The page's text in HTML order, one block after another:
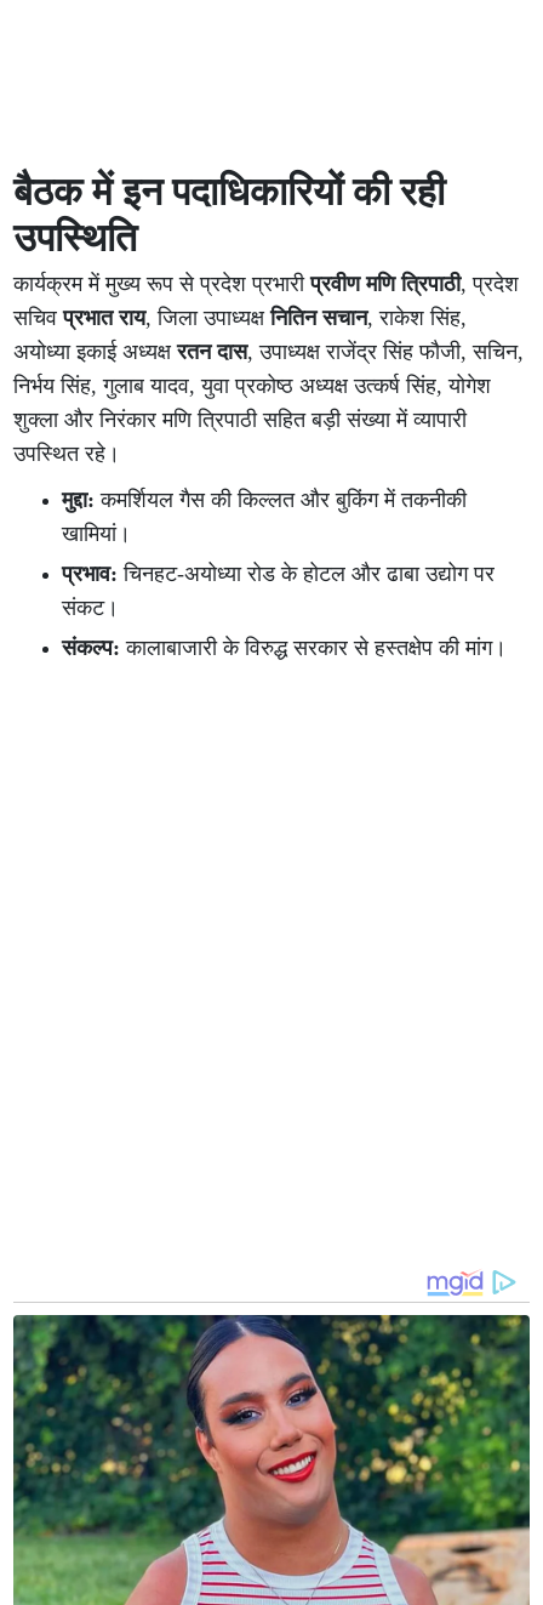
बैठक में इन पदाधिकारियों की रही
उपस्थिति
कार्यक्रम में मुख्य रूप से प्रदेश प्रभारीप्रवीण मणि त्रिपाठी, प्रदेश
सचिवप्रभात राय, जिला उपाध्यक्षनितिन सचान, राकेश सिंह,
अयोध्या इकाई अध्यक्षरतन दास, उपाध्यक्ष राजेंद्र सिंह फौजी, सचिन,
निर्भय सिंह, गुलाब यादव, युवा प्रकोष्ठ अध्यक्ष उत्कर्ष सिंह, योगेश
शुक्ला और निरंकार मणि त्रिपाठी सहित बड़ी संख्या में व्यापारी
उपस्थित रहे।
मुद्दा: कमर्शियल गैस की किल्लत और बुकिंग में तकनीकी
खामियां।
प्रभाव: चिनहट-अयोध्या रोड के होटल और ढाबा उद्योग पर
संकट।
संकल्प: कालाबाजारी के विरुद्ध सरकार से हस्तक्षेप की मांग।